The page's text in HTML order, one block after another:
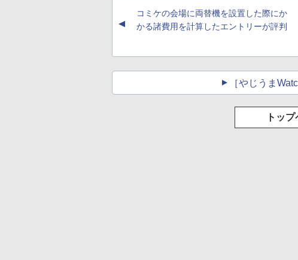
▲
コミケの会場に両替機を設置した際にか
かる諸費用を計算したエントリーが評判
［やじうま
トッ